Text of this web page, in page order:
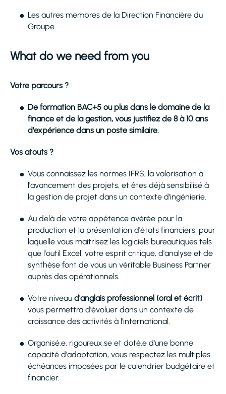
Les autres membres de la Direction Financière du
Groupe.
What do we need from you
Votre parcours ?
De formation BAC+5 ou plus dans le domaine de la
finance et de la gestion, vous justifiez de 8 à 10 ans
d'expérience dans un poste similaire.
Vos atouts ?
Vous connaissez les normes IFRS, la valorisation à
l'avancement des projets, et êtes déjà sensibilisé à
la gestion de projet dans un contexte d'ingénierie.
Au delà de votre appétence avérée pour la
production et la présentation d'états financiers, pour
laquelle vous maitrisez les logiciels bureautiques tels
que l'outil Excel, votre esprit critique, d'analyse et de
synthèse font de vous un véritable Business Partner
auprès des opérationnels.
Votre niveau d'anglais professionnel (oral et écrit)
vous permettra d'évoluer dans un contexte de
croissance des activités à l'international.
Organisé.e, rigoureux.se et doté.e d'une bonne
capacité d'adaptation, vous respectez les multiples
échéances imposées par le calendrier budgétaire et
financier.